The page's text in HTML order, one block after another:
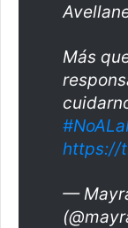
Más
https://
—